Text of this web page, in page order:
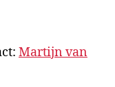
Martijn van